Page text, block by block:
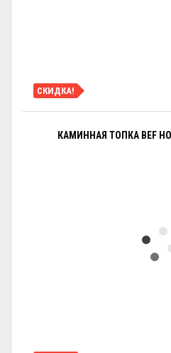
СКИДКА!
КАМИННАЯ ТОПКА BEF